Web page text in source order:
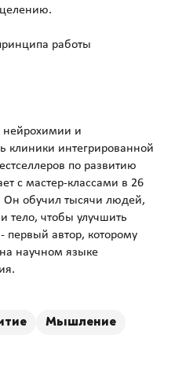
работы
нейрохимии и
клиники интегрированной
по развитию
с мастер-классами в 26
Он обучил тысячи людей,
тело, чтобы улучшить
первый автор, которому
научном языке
Мышление